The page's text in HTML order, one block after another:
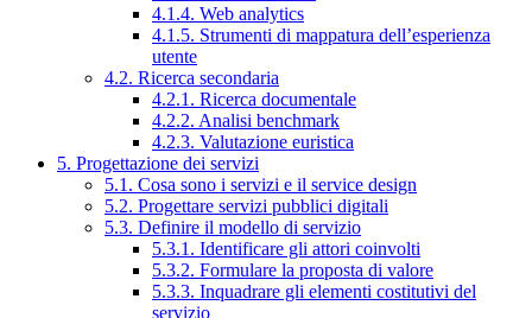
4.1.4. Web analytics
4.1.5. Strumenti di mappatura dell’esperienza
utente
4.2. Ricerca secondaria
4.2.1. Ricerca documentale
4.2.2. Analisi benchmark
4.2.3. Valutazione euristica
5. Progettazione dei servizi
5.1. Cosa sono i servizi e il service design
5.2. Progettare servizi pubblici digitali
5.3. Definire il modello di servizio
5.3.1. Identificare gli attori coinvolti
5.3.2. Formulare la proposta di valore
5.3.3. Inquadrare gli elementi costitutivi del
servizio